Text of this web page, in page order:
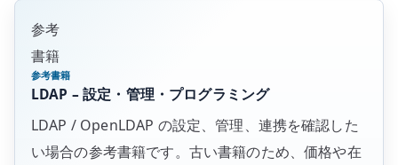
参考
書籍
参考書籍
LDAP – 設定・管理・プログラミング
LDAP / OpenLDAP の設定、管理、連携を確認した
い場合の参考書籍です。古い書籍のため、価格や在